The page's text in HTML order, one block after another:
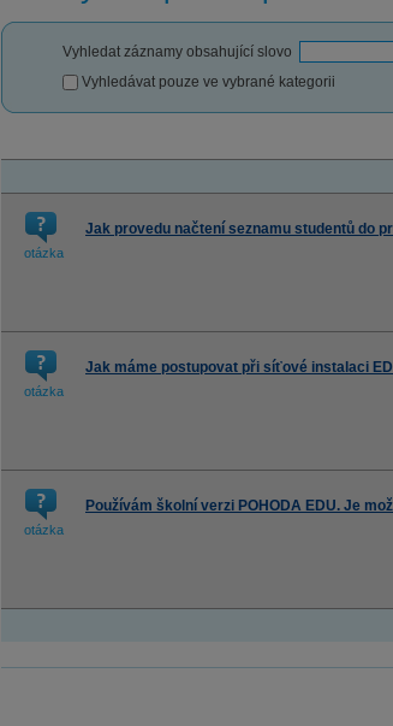
Vyhledat záznamy obsahující slovo
Vyhledávat pouze ve vybrané kategorii
otázka
Jak provedu načtení seznamu studentů do
otázka
Jak máme postupovat při síťové instalaci
otázka
Používám školní verzi POHODA EDU. Je